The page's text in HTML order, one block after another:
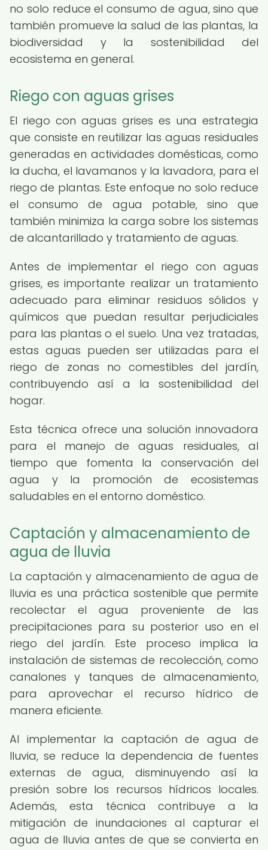
no solo reduce el consumo de agua, sino que
también promueve la salud de las plantas, la
biodiversidad y la sostenibilidad del
ecosistema en general.
Riego con aguas grises
El riego con aguas grises es una estrategia
que consiste en reutilizar las aguas residuales
generadas en actividades domésticas, como
la ducha, el lavamanos y la lavadora, para el
riego de plantas. Este enfoque no solo reduce
el consumo de agua potable, sino que
también minimiza la carga sobre los sistemas
de alcantarillado y tratamiento de aguas.
Antes de implementar el riego con aguas
grises, es importante realizar un tratamiento
adecuado para eliminar residuos sólidos y
químicos que puedan resultar perjudiciales
para las plantas o el suelo. Una vez tratadas,
estas aguas pueden ser utilizadas para el
riego de zonas no comestibles del jardín,
contribuyendo así a la sostenibilidad del
hogar.
Esta técnica ofrece una solución innovadora
para el manejo de aguas residuales, al
tiempo que fomenta la conservación del
agua y la promoción de ecosistemas
saludables en el entorno doméstico.
Captación y almacenamiento de
agua de lluvia
La captación y almacenamiento de agua de
lluvia es una práctica sostenible que permite
recolectar el agua proveniente de las
precipitaciones para su posterior uso en el
riego del jardín. Este proceso implica la
instalación de sistemas de recolección, como
canalones y tanques de almacenamiento,
para aprovechar el recurso hídrico de
manera eficiente.
Al implementar la captación de agua de
lluvia, se reduce la dependencia de fuentes
externas de agua, disminuyendo así la
presión sobre los recursos hídricos locales.
Además, esta técnica contribuye a la
mitigación de inundaciones al capturar el
agua de lluvia antes de que se convierta en